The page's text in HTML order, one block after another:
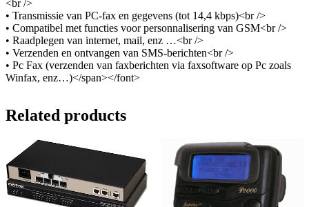
<br />
• Transmissie van PC-fax en gegevens (tot 14,4 kbps)<br />
• Compatibel met functies voor personnalisering van GSM<br />
• Raadplegen van internet, mail, enz …<br />
• Verzenden en ontvangen van SMS-berichten<br />
• Pc Fax (verzenden van faxberichten via faxsoftware op Pc zoals
Winfax, enz…)</span></font>
Related products